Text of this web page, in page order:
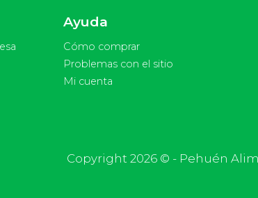
Ayuda
Cómo comprar
Problemas con el sitio
Mi cuenta
Copyright 2026 © - Pehuén